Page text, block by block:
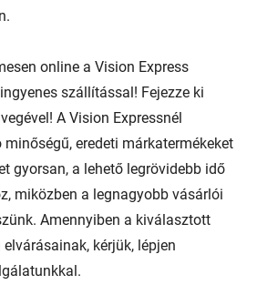
online a Vision Express
szállítással! Fejezze ki
A Vision Expressnél
eredeti márkatermékeket
gyorsan, a lehető legrövidebb idő
miközben a legnagyobb vásárlói
Amennyiben a kiválasztott
kérjük, lépjen